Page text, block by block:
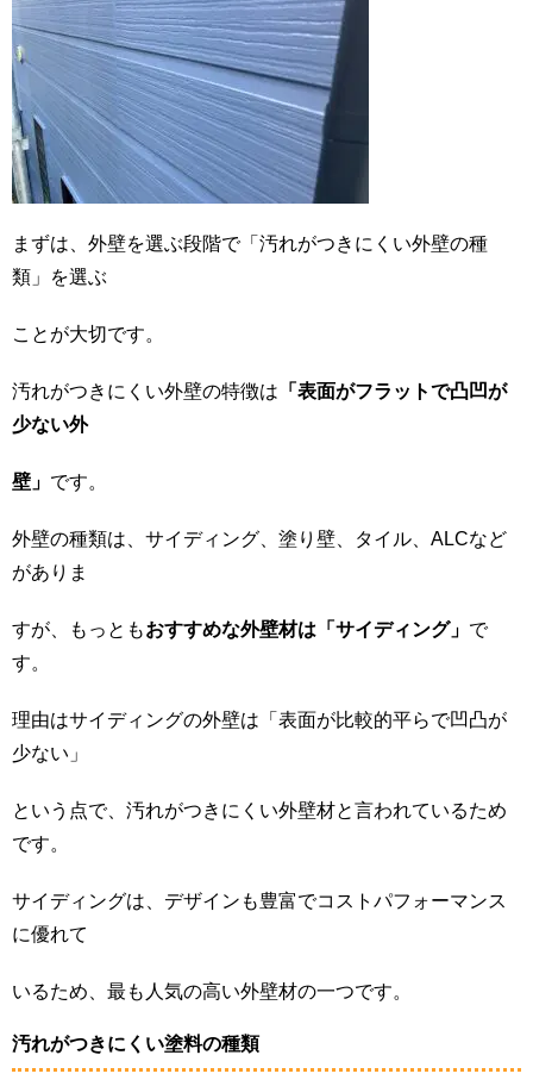
まずは、外壁を選ぶ段階で「汚れがつきにくい外壁の種
類」を選ぶ
ことが大切です。
汚れがつきにくい外壁の特徴は 「表面がフラットで凸凹が
少ない外
壁」 です。
外壁の種類は、サイディング、塗り壁、タイル、ALCなど
がありま
すが、もっともおすすめな外壁材は「サイディング」 で
す。
理由はサイディングの外壁は「表面が比較的平らで凹凸が
少ない」
という点で、汚れがつきにくい外壁材と言われているため
です。
サイディングは、デザインも豊富でコストパフォーマンス
に優れて
いるため、最も人気の高い外壁材の一つです。
汚れがつきにくい塗料の種類